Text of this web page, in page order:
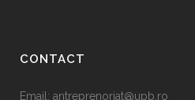
CONTACT
Email: antreprenoriat@upb.ro